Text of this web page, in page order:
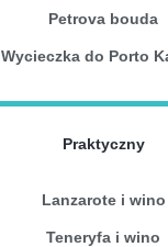
Petrova bouda
Wycieczka do Porto
Praktyczny
Lanzarote i wino
Teneryfa i wino